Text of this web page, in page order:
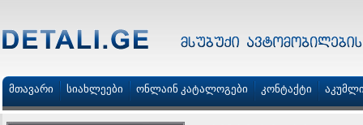
მთავარი სიახლეები ონლაინ კატალოგები კონტაქტი